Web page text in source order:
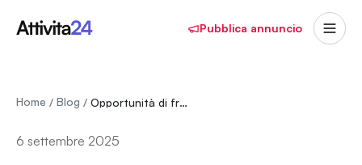
Pubblica annuncio
Home / Blog / Opportunità di franchising in Italia nel 2025
6 settembre 2025